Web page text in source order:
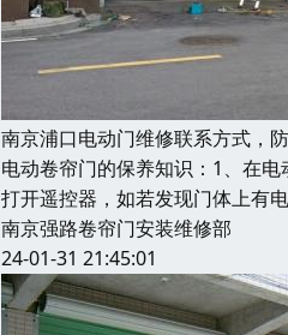
南京浦口电动门维修联系方式，
电动卷帘门的保养知识：1、在
打开遥控器，如若发现门体上有
南京强路卷帘门安装维修部
24-01-31 21:45:01